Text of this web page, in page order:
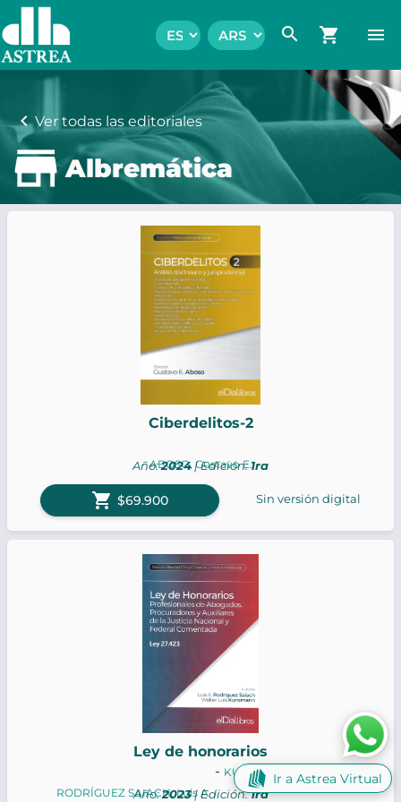
search shopping_cart menu
chevron_leftVer todas las editoriales
Albremática
Ciberdelitos-2
ABOSO, Gustavo E.
Año:2024 | Edición:1ra
shopping_cart $69.900 Sin versión digital
Ley de honorarios
RODRÍGUEZ SAIACH, Luis A.
- KUNZMANN, Walter L.
Año:2023| Edición:1ra
Ir a Astrea Virtual